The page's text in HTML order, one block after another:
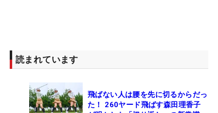
読まれています
飛ばない人は腰を先に切るからだっ
た！ 260ヤード飛ばす森田理香子